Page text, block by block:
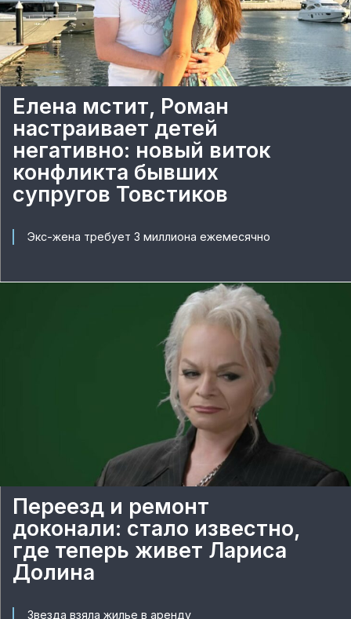
Елена мстит, Роман
настраивает детей
негативно: новый виток
конфликта бывших
супругов Товстиков
Экс-жена требует 3 миллиона ежемесячно
Переезд и ремонт
доконали: стало известно,
где теперь живет Лариса
Долина
Звезда взяла жилье в аренду